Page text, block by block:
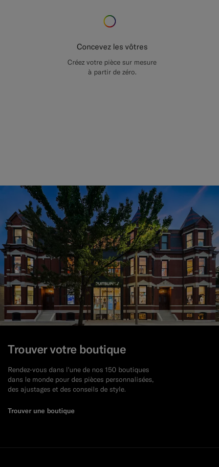
Concevez les vôtres
Créez votre pièce sur mesure
à partir de zéro.
Trouver votre boutique
Rendez-vous dans l'une de nos 150 boutiques
dans le monde pour des pièces personnalisées,
des ajustages et des conseils de style.
Trouver une boutique